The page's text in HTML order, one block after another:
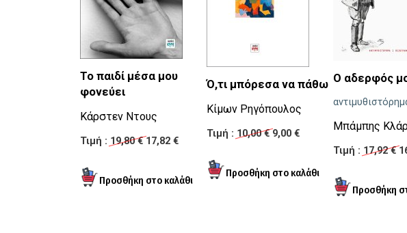
Το παιδί μέσα μου
φονεύει
Κάρστεν Ντους
Τιμή : 19,80 €17,82 €
Ό,τι μπόρεσα να πάθω
Κίμων Ρηγόπουλος
Τιμή : 10,00 €9,00 €
Ο αδερφός
Μπάμπης
Τιμή : 17,92 €